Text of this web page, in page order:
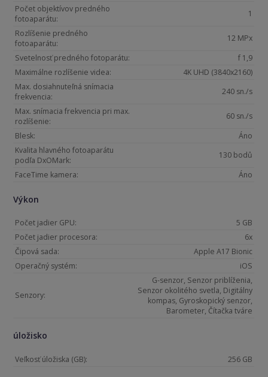
Počet objektívov predného
fotoaparátu:
1
Rozlíšenie predného
fotoaparátu:
12 MPx
Svetelnosť predného fotoparátu:
f 1,9
Maximálne rozlíšenie videa:
4K UHD (3840x2160)
Max. dosiahnuteľná snímacia
frekvencia:
240 sn./s
Max. snímacia frekvencia pri max.
rozlíšenie:
60 sn./s
Blesk:
Áno
Kvalita hlavného fotoaparátu
podľa DxOMark:
130 bodů
FaceTime kamera:
Áno
Výkon
Počet jadier GPU:
5 GB
Počet jadier procesora:
6x
Čipová sada:
Apple A17 Bionic
Operačný systém:
iOS
Senzory:
G-senzor, Senzor priblíženia,
Senzor okolitého svetla, Digitálny
kompas, Gyroskopický senzor,
Barometer, Čítačka tváre
úložisko
Veľkosť úložiska (GB): 256 GB